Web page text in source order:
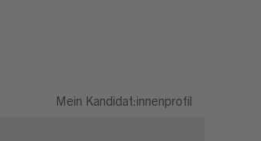
Mein Kandidat:innenprofil